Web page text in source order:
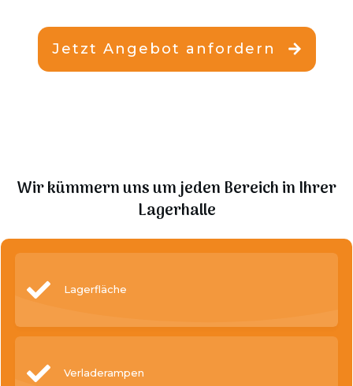
Jetzt Angebot anfordern
Wir kümmern uns um jeden Bereich in Ihrer
Lagerhalle
Lagerfläche
Verladerampen